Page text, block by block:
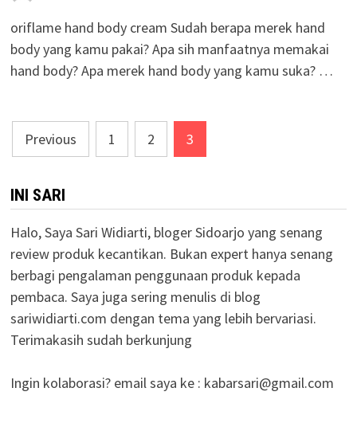
oriflame hand body cream Sudah berapa merek hand
body yang kamu pakai? Apa sih manfaatnya memakai
hand body? Apa merek hand body yang kamu suka? …
Posts
pagination
Previous 1 2 3
INI SARI
Halo, Saya Sari Widiarti, bloger Sidoarjo yang senang
review produk kecantikan. Bukan expert hanya senang
berbagi pengalaman penggunaan produk kepada
pembaca. Saya juga sering menulis di blog
sariwidiarti.com dengan tema yang lebih bervariasi.
Terimakasih sudah berkunjung
Ingin kolaborasi? email saya ke : kabarsari@gmail.com